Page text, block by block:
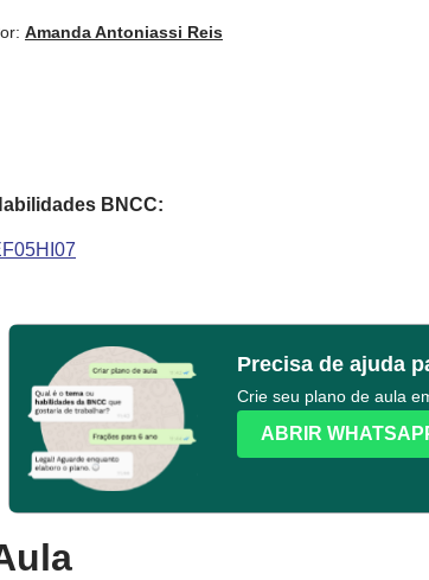
Amanda Antoniassi Reis
BNCC:
Precisa de ajuda
Crie seu plano de aula
ABRIR